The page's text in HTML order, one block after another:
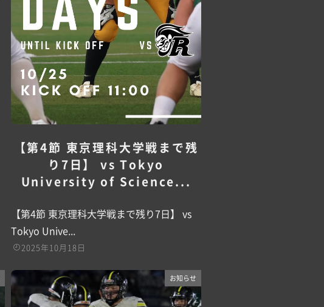
【第4節 東京理科大学戦まで残
り7日】 vs Tokyo
University of Science...
【第4節 東京理科大学戦まで残り7日】 vs
Tokyo Unive...
2025年10月18日
お知らせ